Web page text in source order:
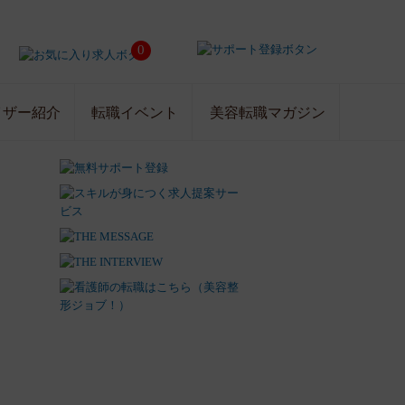
0
ー紹介 転職イベント 美容転職マガジン